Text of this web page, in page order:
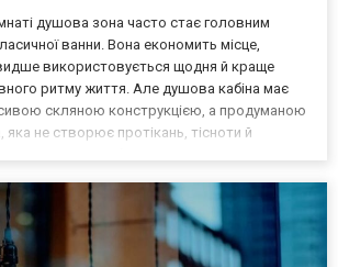
душова зона часто стає головним
ванни. Вона економить місце,
використовується щодня й краще
ритму життя. Але душова кабіна має
скляною конструкцією, а продуманою
не створює протікань, тісноти й